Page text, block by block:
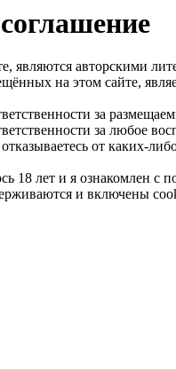
являются авторскими
на этом сайте,
за
за любое
от каких-
18 лет и я ознакомлен с
и включены